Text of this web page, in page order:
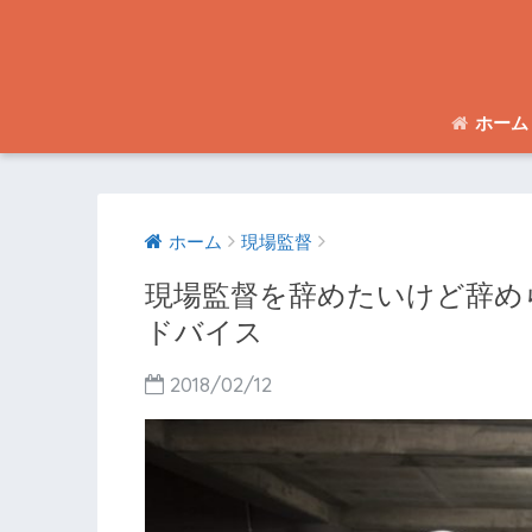
ホーム
ホーム 現場監督
現場監督を辞めたいけど辞
ドバイス
2018/02/12